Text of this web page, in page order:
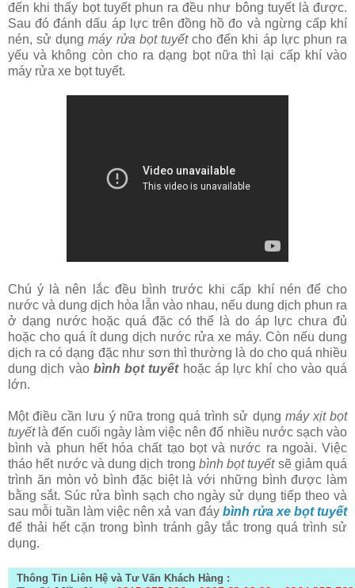
đến khi thấy bọt tuyết phun ra đều như bông tuyết là được.
Sau đó đánh dấu áp lực trên đồng hồ đo và ngừng cấp khí
nén, sử dụngmáy rửa bọt tuyếtcho đến khi áp lực phun ra
yếu và không còn cho ra dạng bọt nữa thì lại cấp khí vào
máy rửa xe bọt tuyết.
Chú ý là nên lắc đều bình trước khi cấp khí nén để cho
nước và dung dịch hòa lẫn vào nhau, nếu dung dịch phun ra
ở dạng nước hoặc quá đặc có thể là do áp lực chưa đủ
hoặc cho quá ít dung dịch nước rửa xe máy. Còn nếu dung
dịch ra có dạng đặc như sơn thì thường là do cho quá nhiều
dung dịch vào bình bọt tuyếthoặc áp lực khí cho vào quá
lớn.
Một điều cần lưu ý nữa trong quá trình sử dụng máy xịt bọt
tuyếtlà đến cuối ngày làm việc nên đổ nhiều nước sạch vào
bình và phun hết hóa chất tạo bọt và nước ra ngoài. Việc
tháo hết nước và dung dịch trong bình bọt tuyếtsẽ giảm quá
trình ăn mòn vỏ bình đặc biệt là với những bình được làm
bằng sắt. Súc rửa bình sạch cho ngày sử dụng tiếp theo và
sau mỗi tuần làm việc nên xả van đáy bình rửa xe bọt tuyết
để thải hết cặn trong bình tránh gây tắc trong quá trình sử
dụng.
Thông Tin Liên Hệ và Tư Vấn Khách Hàng :